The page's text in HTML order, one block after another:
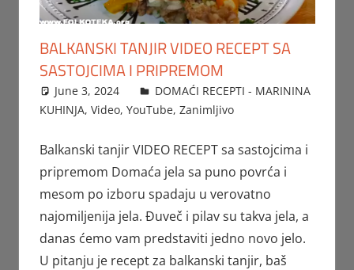
BALKANSKI TANJIR VIDEO RECEPT SA
SASTOJCIMA I PRIPREMOM
June 3, 2024 FTorgAdmin
DOMAĆI RECEPTI - MARININA
KUHINJA, Video, YouTube, Zanimljivo
Balkanski tanjir VIDEO RECEPT sa sastojcima i
pripremom Domaća jela sa puno povrća i
mesom po izboru spadaju u verovatno
najomiljenija jela. Đuveč i pilav su takva jela, a
danas ćemo vam predstaviti jedno novo jelo.
U pitanju je recept za balkanski tanjir, baš